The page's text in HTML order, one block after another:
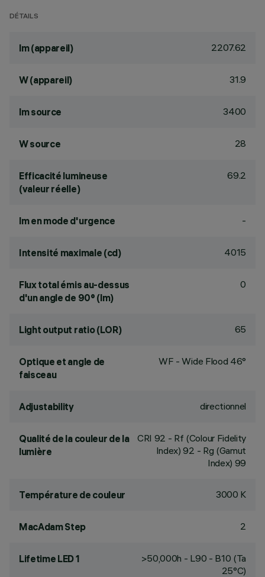
DÉTAILS
lm (appareil) 2207.62
W (appareil) 31.9
lm source 3400
W source 28
Efficacité lumineuse
(valeur réelle)
69.2
lm en mode d'urgence -
Intensité maximale (cd) 4015
Flux total émis au-dessus
d'un angle de 90° (lm)
0
Light output ratio (LOR) 65
Optique et angle de
faisceau
WF - Wide Flood 46°
Adjustability directionnel
Qualité de la couleur de la
lumière
CRI 92 - Rf (Colour Fidelity
Index) 92 - Rg (Gamut
Index) 99
Température de couleur 3000 K
MacAdam Step 2
Lifetime LED 1
>50,000h - L90 - B10 (Ta
25°C)